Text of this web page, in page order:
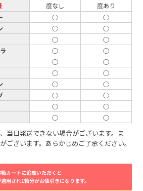
度なし
度あり
○
○
○
○
○
○
○
○
○
○
○
○
○
○
○
○
○
○
○ ○
当日発送できない場合がございます。ま
ございます。あらかじめご了承ください。
カートに追加いただくと
用され1箱分がお値引きになります。